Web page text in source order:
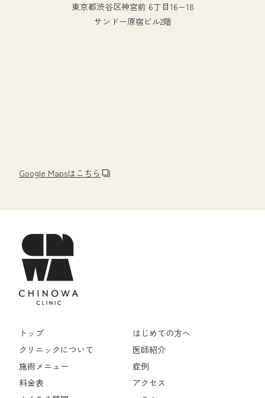
Google Mapsはこちら
東京都渋谷区神宮前 6丁目16−18
サンドー原宿ビル2階
トップ
はじめての方へ
クリニックについて
医師紹介
施術メニュー
症例
料金表
アクセス